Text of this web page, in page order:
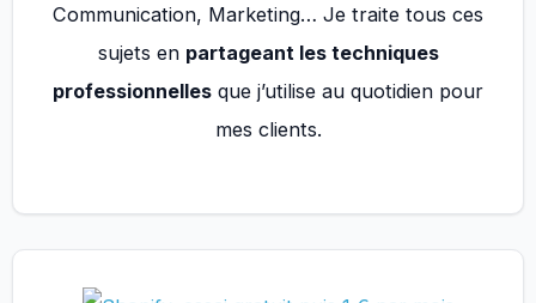
Communication, Marketing… Je traite tous ces
sujets en partageant les techniques
professionnelles que j’utilise au quotidien pour
mes clients.